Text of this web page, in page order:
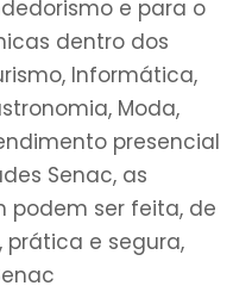
e para o
dentro dos
Informática,
Moda,
presencial
Senac, as
podem ser feita, de
e segura,